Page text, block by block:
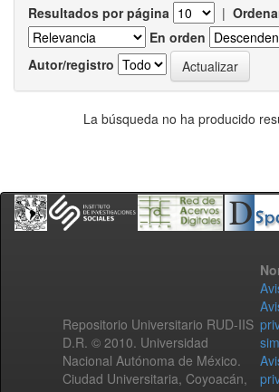
Resultados por página |
En orden
Autor/registro
La búsqueda no ha producido
Repositorio Universitario RUD-IIS
D.R. © 2010. Universidad
Nacional Autónoma de México.
Ciudad Universitaria, Coyoacán,